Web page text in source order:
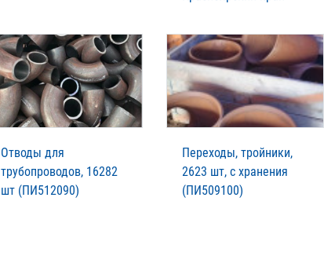
Отводы для
трубопроводов, 16282
шт (ПИ512090)
Переходы, тройники,
2623 шт, с хранения
(ПИ509100)